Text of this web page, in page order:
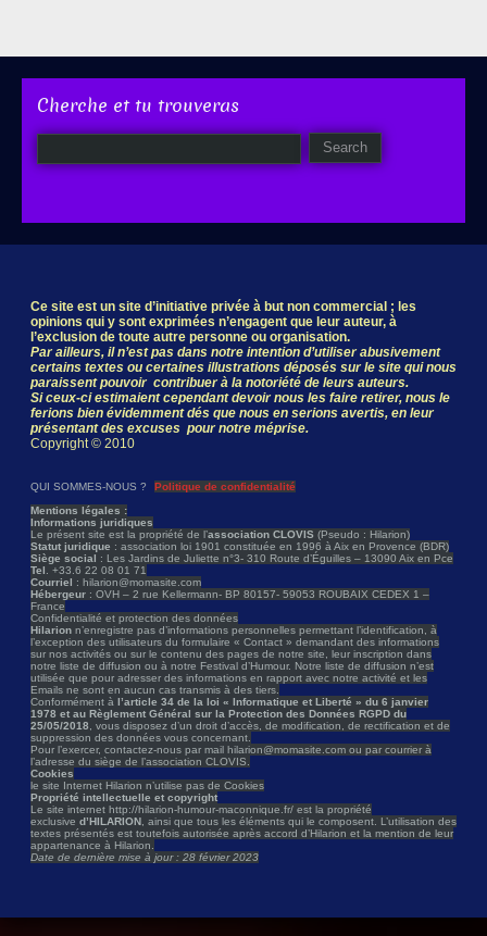
Cherche et tu trouveras
Ce site est un site d’initiative privée à but non commercial ; les
opinions qui y sont exprimées n’engagent que leur auteur, à
l’exclusion de toute autre personne ou organisation.
Par ailleurs, il n’est pas dans notre intention d’utiliser abusivement
certains textes ou certaines illustrations déposés sur le site qui nous
paraissent pouvoir contribuer à la notoriété de leurs auteurs.
Si ceux-ci estimaient cependant devoir nous les faire retirer, nous le
ferions bien évidemment dés que nous en serions avertis, en leur
présentant des excuses pour notre méprise.
Copyright © 2010
QUI SOMMES-NOUS ?
Politique de confidentialité
Mentions légales :
Informations juridiques
Le présent site est la propriété de l’association CLOVIS (Pseudo : Hilarion)
Statut juridique : association loi 1901 constituée en 1996 à Aix en Provence (BDR)
Siège social : Les Jardins de Juliette n°3- 310 Route d’Éguilles – 13090 Aix en Pce
Tel . +33.6 22 08 01 71
Courriel : hilarion@momasite.com
Hébergeur : OVH – 2 rue Kellermann- BP 80157- 59053 ROUBAIX CEDEX 1 –
France
Confidentialité et protection des données
Hilarion n’enregistre pas d’informations personnelles permettant l’identification, à
l’exception des utilisateurs du formulaire « Contact » demandant des informations
sur nos activités ou sur le contenu des pages de notre site, leur inscription dans
notre liste de diffusion ou à notre Festival d’Humour. Notre liste de diffusion n’est
utilisée que pour adresser des informations en rapport avec notre activité et les
Emails ne sont en aucun cas transmis à des tiers.
Conformément à l’article 34 de la loi « Informatique et Liberté » du 6 janvier
1978 et au Règlement Général sur la Protection des Données RGPD du
25/05/2018 , vous disposez d’un droit d’accès, de modification, de rectification et de
suppression des données vous concernant.
Pour l’exercer, contactez-nous par mail hilarion@momasite.com ou par courrier à
l’adresse du siège de l’association CLOVIS.
Cookies
le site Internet Hilarion n’utilise pas de Cookies
Propriété intellectuelle et copyright
Le site internet http://hilarion-humour-maconnique.fr/ est la propriété
exclusive d’HILARION , ainsi que tous les éléments qui le composent. L’utilisation des
textes présentés est toutefois autorisée après accord d’Hilarion et la mention de leur
appartenance à Hilarion.
Date de dernière mise à jour : 28 février 2023